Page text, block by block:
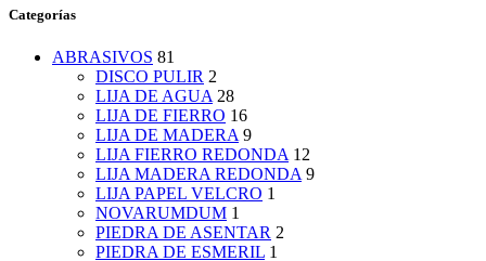
Categorías
ABRASIVOS 81
DISCO PULIR 2
LIJA DE AGUA 28
LIJA DE FIERRO 16
LIJA DE MADERA 9
LIJA FIERRO REDONDA 12
LIJA MADERA REDONDA 9
LIJA PAPEL VELCRO 1
NOVARUMDUM 1
PIEDRA DE ASENTAR 2
PIEDRA DE ESMERIL 1